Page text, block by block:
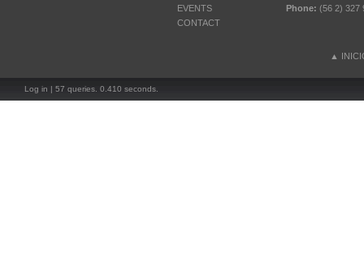
EVENTS
CONTACT
Phone: (56 2) 327
▲
Log in | 57 queries. 0.410 seconds.